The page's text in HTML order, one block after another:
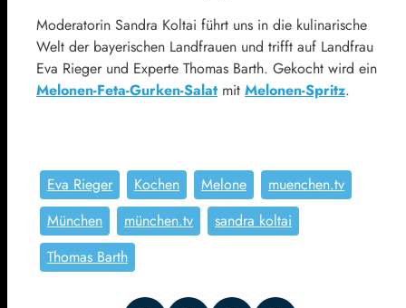
Moderatorin Sandra Koltai führt uns in die kulinarische
Welt der bayerischen Landfrauen und trifft auf Landfrau
Eva Rieger und Experte Thomas Barth. Gekocht wird ein
Melonen-Feta-Gurken-Salat mit Melonen-Spritz.
Eva Rieger Kochen Melone
muenchen.tv
München
münchen.tv
sandra koltai
Thomas Barth